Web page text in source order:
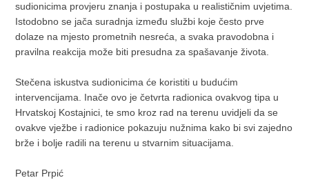
sudionicima provjeru znanja i postupaka u realističnim uvjetima.
Istodobno se jača suradnja između službi koje često prve
dolaze na mjesto prometnih nesreća, a svaka pravodobna i
pravilna reakcija može biti presudna za spašavanje života.
Stečena iskustva sudionicima će koristiti u budućim
intervencijama. Inače ovo je četvrta radionica ovakvog tipa u
Hrvatskoj Kostajnici, te smo kroz rad na terenu uvidjeli da se
ovakve vježbe i radionice pokazuju nužnima kako bi svi zajedno
brže i bolje radili na terenu u stvarnim situacijama.
Petar Prpić